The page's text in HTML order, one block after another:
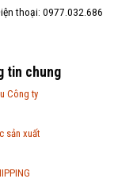
thoại: 0977.032.686
tin chung
Công ty
sản xuất